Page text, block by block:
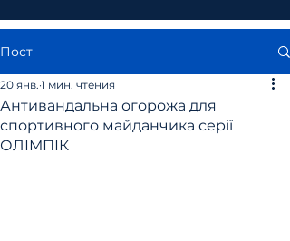
Пост
Антивандальна огорожа для
спортивного майданчика серії
ОЛІМПІК
20 янв. 1 мин. чтения